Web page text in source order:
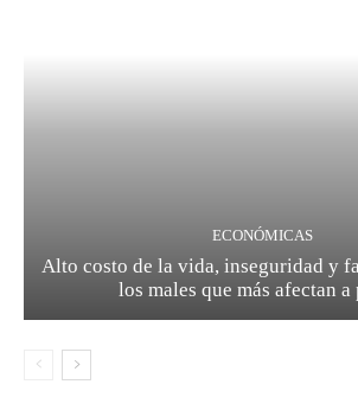
ECONÓMICAS
Alto costo de la vida, inseguridad y
los males que más afectan a